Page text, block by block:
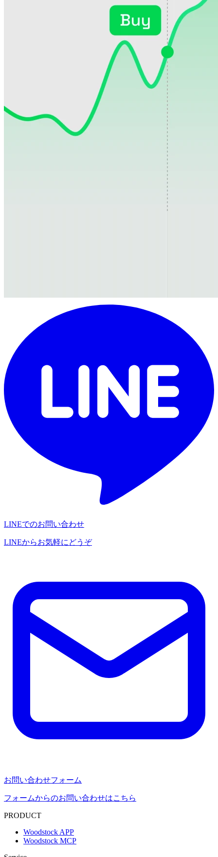
LINEでのお問い合わせ
LINEからお気軽にどうぞ
お問い合わせフォーム
フォームからのお問い合わせはこちら
PRODUCT
Woodstock APP
Woodstock MCP